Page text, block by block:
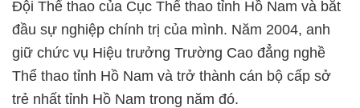
Đội Thể thao của Cục Thể thao tỉnh Hồ Nam và bắt
đầu sự nghiệp chính trị của mình. Năm 2004, anh
giữ chức vụ Hiệu trưởng Trường Cao đẳng nghề
Thể thao tỉnh Hồ Nam và trở thành cán bộ cấp sở
trẻ nhất tỉnh Hồ Nam trong năm đó.